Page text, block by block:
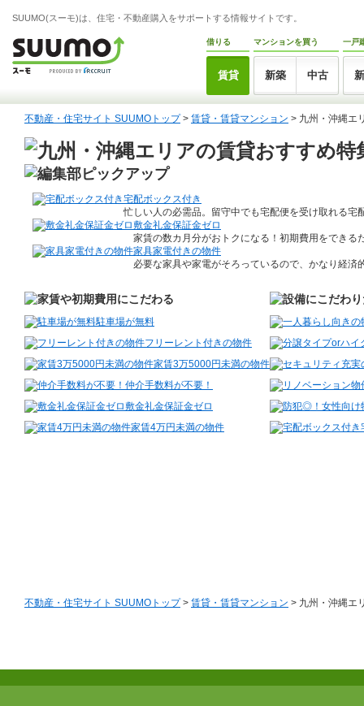
SUUMO(スーモ)は、住宅・不動産購入をサポートする情報サイトです。
借りる
賃貸
マンションを買う
新築 中古
一戸
不動産・住宅サイト SUUMOトップ> 賃貸・賃貸マンション > 九州・沖縄エ
宅配ボックス付き
忙しい人の必需品。留守中でも宅配便を受け取れる宅
敷金礼金保証金ゼロ
家賃の数カ月分がおトクになる！初期費用をできる
家具家電付きの物件
必要な家具や家電がそろっているので、かなり経済
駐車場が無料
フリーレント付きの物件
家賃3万5000円未満の物件
仲介手数料が不要！
敷金礼金保証金ゼロ
家賃4万円未満の物件
不動産・住宅サイト SUUMOトップ> 賃貸・賃貸マンション > 九州・沖縄エ